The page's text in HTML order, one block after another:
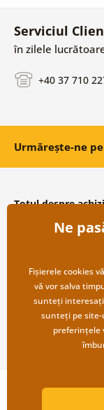
Serviciul
în zilele
+40 37 710
Urmărește-ne pe
Totul despre
Condiții și termeni
Protecția datelor
Transport și
Returnare
Ne
Fișierele cookies
vă vor salva
sunteți
sunteți pe site-
preferințele